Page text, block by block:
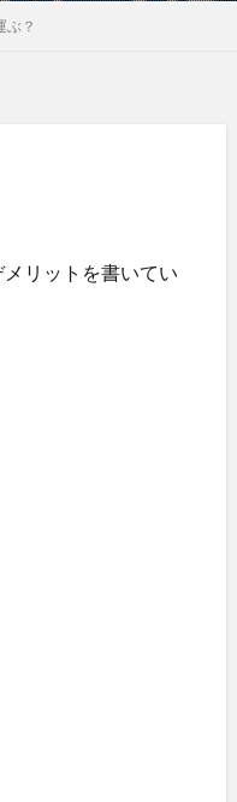
ぶ？
リットを書いてい